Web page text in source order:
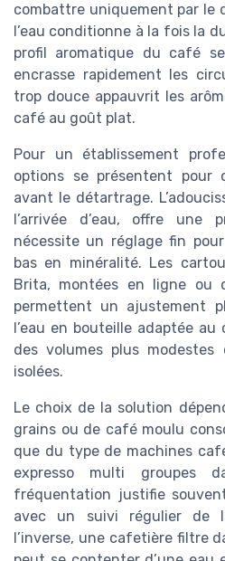
combattre uniquement par le
l’eau conditionne à la fois la
profil aromatique du café
encrasse rapidement les
trop douce appauvrit les
café au goût plat.
Pour un établissement
options se présentent pour
avant le détartrage.
l’arrivée d’eau, offre une
nécessite un réglage fin
bas en minéralité. Les
Brita, montées en ligne ou
permettent un ajustement
l’eau en bouteille adaptée
des volumes plus
isolées.
Le choix de la solution
grains ou de café moulu
que du type de machines
expresso multi
fréquentation justifie
avec un suivi régulier de
l’inverse, une cafetière filtre